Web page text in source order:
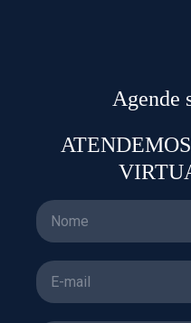
Agende